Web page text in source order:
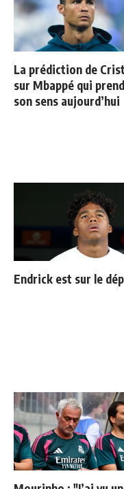
La prédiction de
sur Mbappé qui
son sens aujourd’hui
Endrick est sur le